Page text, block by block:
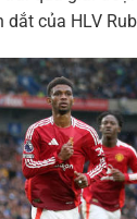
của HLV